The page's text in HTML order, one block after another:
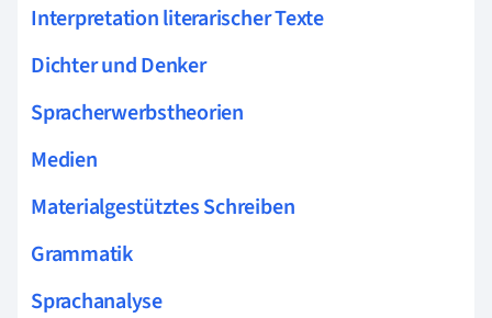
Interpretation literarischer Texte
Dichter und Denker
Spracherwerbstheorien
Medien
Materialgestütztes Schreiben
Grammatik
Sprachanalyse